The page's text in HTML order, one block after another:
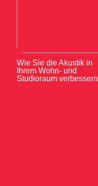
Wie Sie die Akustik in
Ihrem Wohn- und
Studioraum verbessern